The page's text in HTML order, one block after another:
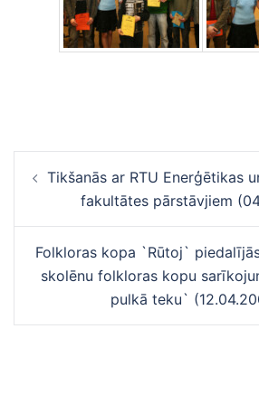
navigācija
Tikšanās ar RTU Enerģētikas
fakultātes pārstāvjiem
Folkloras kopa `Rūtoj`
skolēnu folkloras kopu
pulkā teku`